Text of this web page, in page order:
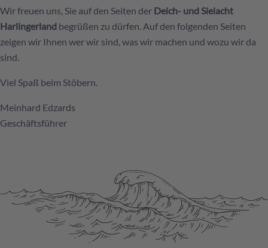
Wir freuen uns, Sie auf den Seiten der Deich- und Sielacht
Harlingerland begrüßen zu dürfen. Auf den folgenden Seiten
zeigen wir Ihnen wer wir sind, was wir machen und wozu wir da
sind.
Viel Spaß beim Stöbern.
Meinhard Edzards
Geschäftsführer